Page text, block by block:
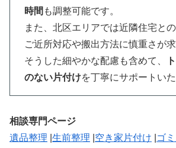
時間 も調整可能です。
また、北区エリアでは近隣住宅との
ご近所対応や搬出方法に慎重さが求
そうした細やかな配慮も含めて、
のない片付けを丁寧にサポートいた
相談専門ページ
遺品整理 生前整理 空き家片付け ゴ